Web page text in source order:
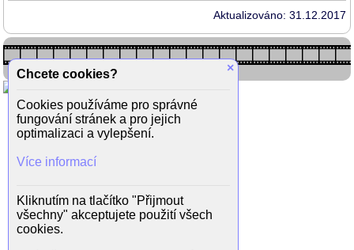
Aktualizováno: 31.12.2017
×
Chcete cookies?
Cookies používáme pro správné
fungování stránek a pro jejich
optimalizaci a vylepšení.
Více informací
Kliknutím na tlačítko "Přijmout
všechny" akceptujete použití všech
cookies.